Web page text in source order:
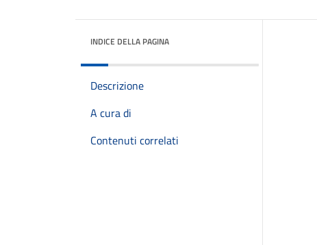
INDICE DELLA PAGINA
Descrizione
A cura di
Contenuti correlati